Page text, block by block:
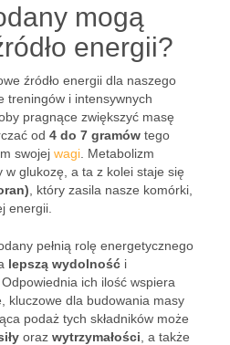
mogą
energii?
źródło energii dla naszego
treningów i intensywnych
pragnące zwiększyć masę
od 4 do 7 gramów tego
swojej wagi . Metabolizm
w glukozę, a ta z kolei staje się
, który zasila nasze komórki,
energii.
pełnią rolę energetycznego
lepszą wydolność i
. Odpowiednia ich ilość wspiera
kluczowe dla budowania masy
podaż tych składników może
oraz wytrzymałości , a także